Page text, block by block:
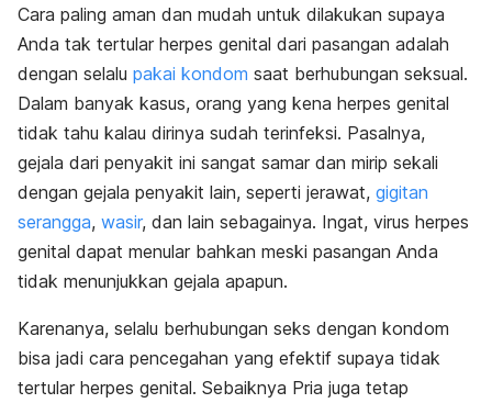
Cara paling aman dan mudah untuk dilakukan supaya
Anda tak tertular herpes genital dari pasangan adalah
dengan selalu pakai kondom saat berhubungan seksual.
Dalam banyak kasus, orang yang kena herpes genital
tidak tahu kalau dirinya sudah terinfeksi. Pasalnya,
gejala dari penyakit ini sangat samar dan mirip sekali
dengan gejala penyakit lain, seperti jerawat, gigitan
serangga, wasir, dan lain sebagainya. Ingat, virus herpes
genital dapat menular bahkan meski pasangan Anda
tidak menunjukkan gejala apapun.
Karenanya, selalu berhubungan seks dengan kondom
bisa jadi cara pencegahan yang efektif supaya tidak
tertular herpes genital. Sebaiknya Pria juga tetap